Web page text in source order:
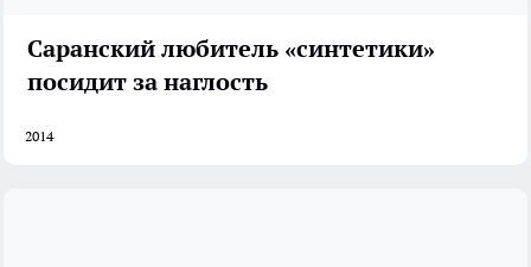
Саранский любитель «синтетики»
посидит за наглость
2014